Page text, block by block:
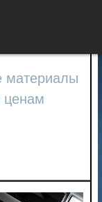
материалы
ценам